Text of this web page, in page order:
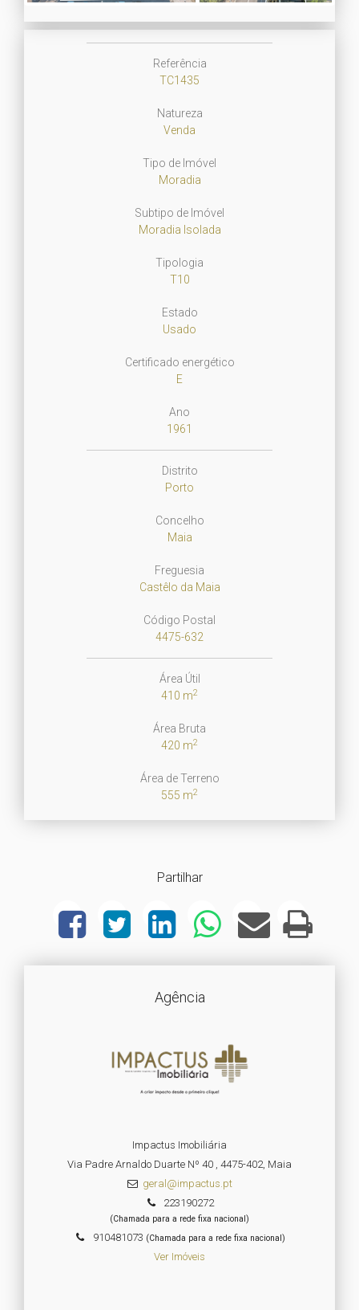
Next
Referência
TC1435
Natureza
Venda
Tipo de Imóvel
Moradia
Subtipo de Imóvel
Moradia Isolada
Tipologia
T10
Estado
Usado
Certificado energético
E
Ano
1961
Distrito
Porto
Concelho
Maia
Freguesia
Castêlo da Maia
Código Postal
4475-632
Área Útil
410 m2
Área Bruta
420 m2
Área de Terreno
555 m2
Partilhar
Agência
Impactus Imobiliária
Via Padre Arnaldo Duarte Nº 40 , 4475-402, Maia
geral@impactus.pt
223190272
(Chamada para a rede fixa nacional)
910481073 (Chamada para a rede fixa nacional)
Ver Imóveis